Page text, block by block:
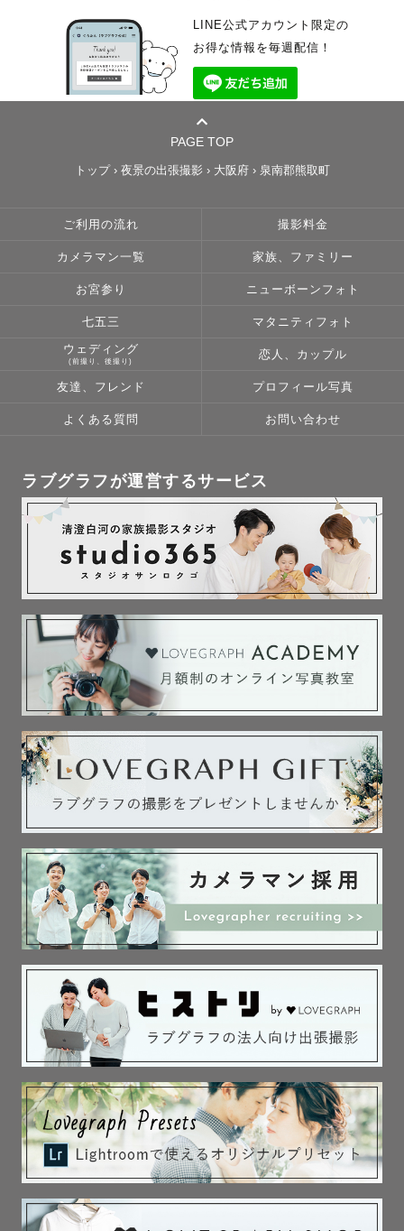
LINE公式アカウント限定の
お得な情報を毎週配信！
PAGE TOP
トップ› 夜景の出張撮影 › 大阪府› 泉南郡熊取町
ご利用の流れ 撮影料金
カメラマン一覧 家族、ファミリー
お宮参り ニューボーンフォト
七五三 マタニティフォト
ウェディング
(前撮り、後撮り)
恋人、カップル
友達、フレンド プロフィール写真
よくある質問 お問い合わせ
ラブグラフが運営するサービス